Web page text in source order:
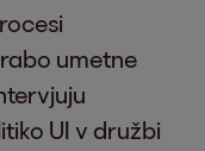
umetne
UI v družbi